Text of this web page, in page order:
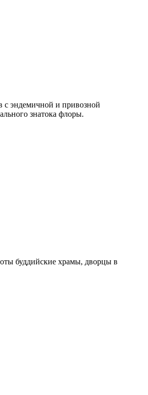
с эндемичной и привозной
знатока флоры.
буддийские храмы, дворцы в